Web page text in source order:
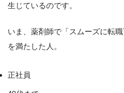
生じているのです。
いま、薬剤師で「スムーズに転
を満たした人。
正社員